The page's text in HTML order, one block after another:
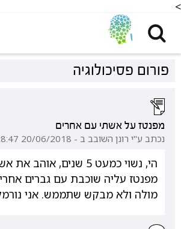
<
פורום פסיכולוגיה
מפנטז על אשתי עם אחרים
נכתב ע"י רונן השובב ב - 20/06/2018 11:28:47
הי, נשוי כמעט 5 שנים,
מפנטז עליה שוכבת עם גברים
מולה ולא מבקש שתממש. אני